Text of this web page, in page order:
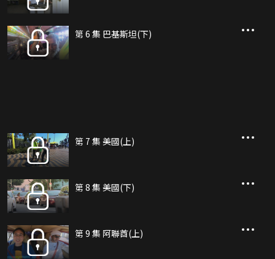
第 6 集 巴基斯坦(下)
第 7 集 美國(上)
第 8 集 美國(下)
第 9 集 阿聯酋(上)